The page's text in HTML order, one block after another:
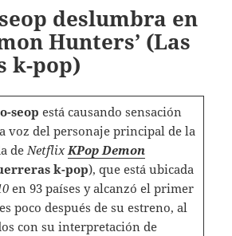
deslumbra en
Hunters’ (Las
k-pop)
seop está causando sensación
voz del personaje principal de la
de Netflix KPop Demon
k-pop), que está ubicada
en 93 países y alcanzó el primer
poco después de su estreno, al
con su interpretación de